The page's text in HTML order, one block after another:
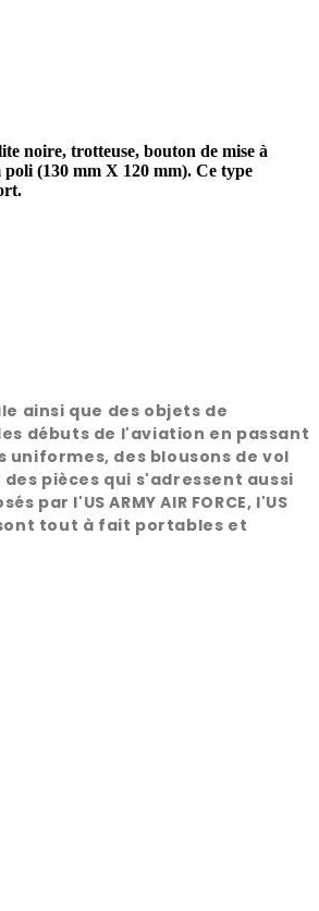
noire, trotteuse, bouton de mise à
(130 mm X 120 mm). Ce type
ainsi que des objets de
débuts de l'aviation en passant
uniformes, des blousons de vol
pièces qui s'adressent aussi
l'US ARMY AIR FORCE, l'US
sont tout à fait portables et